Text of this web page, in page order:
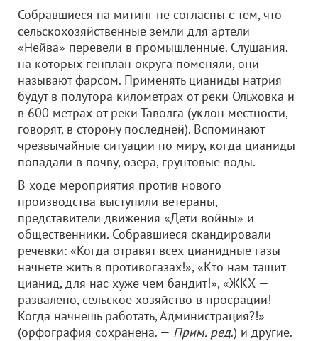
Собравшиеся на митинг не согласны с тем, что
сельскохозяйственные земли для артели
«Нейва» перевели в промышленные. Слушания,
на которых генплан округа поменяли, они
называют фарсом. Применять цианиды натрия
будут в полутора километрах от реки Ольховка и
в 600 метрах от реки Таволга (уклон местности,
говорят, в сторону последней). Вспоминают
чрезвычайные ситуации по миру, когда цианиды
попадали в почву, озера, грунтовые воды.
В ходе мероприятия против нового
производства выступили ветераны,
представители движения «Дети войны» и
общественники. Собравшиеся скандировали
речевки: «Когда отравят всех цианидные газы —
начнете жить в противогазах!», «Кто нам тащит
цианид, для нас хуже чем бандит!», «ЖКХ —
развалено, сельское хозяйство в просрации!
Когда начнешь работать, Администрация?!»
(орфография сохранена. — Прим. ред.) и другие.